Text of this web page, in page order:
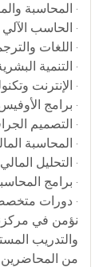
• المحاسبة
• الحاسب الآلي
• اللغات
• التنمية
• الإنترنت
• برامج
• التصميم
• المحاسبة
• التحليل
• برامج
• دورات
نؤمن في
والتدريب
من المحاضرين